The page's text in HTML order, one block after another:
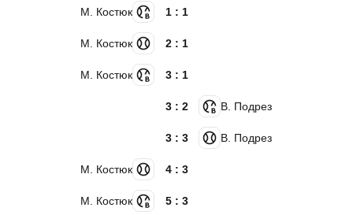
М. Костюк 1 : 1
М. Костюк 2 : 1
М. Костюк 3 : 1
В. Подрез
3 : 2
В. Подрез
3 : 3
М. Костюк 4 : 3
М. Костюк 5 : 3